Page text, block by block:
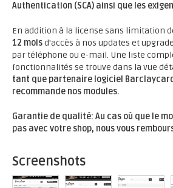
Authentication (SCA) ainsi que les
En addition à la license sans limitation
12 moisd'accès à nos updates et
par téléphone ou e-mail. Une liste
fonctionnalités se trouve dans la vue
tant que partenaire logiciel
recommande nos modules.
Garantie de qualité: Au cas où que le
pas avec votre shop, nous vous
Screenshots